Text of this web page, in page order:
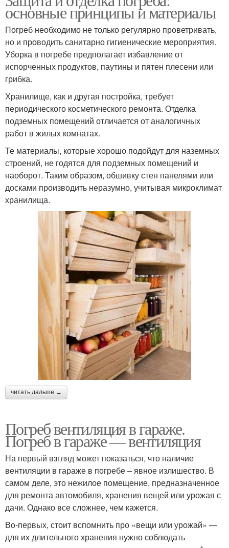
основные принципы и материалы
Погреб необходимо не только регулярно проветривать,
но и проводить санитарно гигиенические мероприятия.
Уборка в погребе предполагает избавление от
испорченных продуктов, паутины и пятен плесени или
грибка.
Хранилище, как и другая постройка, требует
периодического косметического ремонта. Отделка
подземных помещений отличается от аналогичных
работ в жилых комнатах.
Те материалы, которые хорошо подойдут для наземных
строений, не годятся для подземных помещений и
наоборот. Таким образом, обшивку стен панелями или
досками производить неразумно, учитывая микроклимат
хранилища.
читать дальше →
Погреб вентиляция в гараже.
Погреб в гараже — вентиляция
На первый взгляд может показаться, что наличие
вентиляции в гараже в погребе – явное излишество. В
самом деле, это нежилое помещение, предназначенное
для ремонта автомобиля, хранения вещей или урожая с
дачи. Однако все сложнее, чем кажется.
Во-первых, стоит вспомнить про «вещи или урожай» —
для их длительного хранения нужно соблюдать